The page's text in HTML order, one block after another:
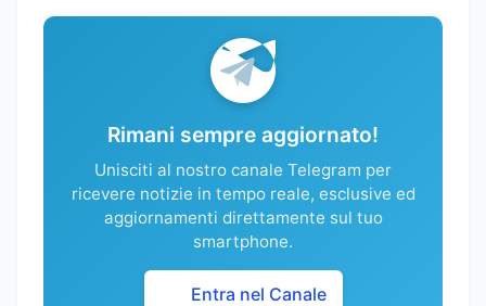
Rimani sempre aggiornato!
Unisciti al nostro canale Telegram per
ricevere notizie in tempo reale, esclusive ed
aggiornamenti direttamente sul tuo
smartphone.
Entra nel Canale